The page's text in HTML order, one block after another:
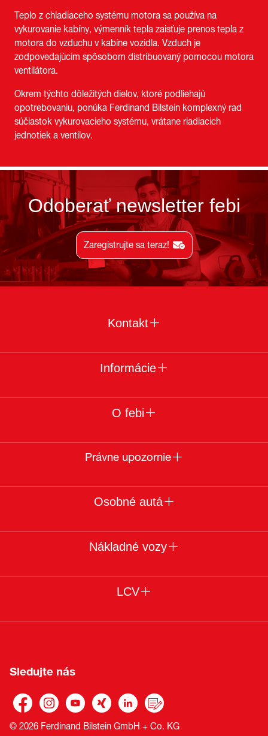
Teplo z chladiaceho systému motora sa používa na
vykurovanie kabíny, výmenník tepla zaisťuje prenos tepla z
motora do vzduchu v kabíne vozidla. Vzduch je
zodpovedajúcim spôsobom distribuovaný pomocou motora
ventilátora.
Okrem týchto dôležitých dielov, ktoré podliehajú
opotrebovaniu, ponúka Ferdinand Bilstein komplexný rad
súčiastok vykurovacieho systému, vrátane riadiacich
jednotiek a ventilov.
Odoberať newsletter febi
Zaregistrujte sa teraz!
Kontakt
Informácie
O febi
Právne upozornie
Osobné autá
Nákladné vozy
LCV
Sledujte nás
© 2026 Ferdinand Bilstein GmbH + Co. KG